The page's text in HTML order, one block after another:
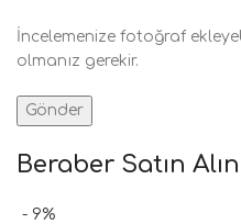
İncelemenize fotoğraf
olmanız gerekir.
Beraber Satın
- 9%